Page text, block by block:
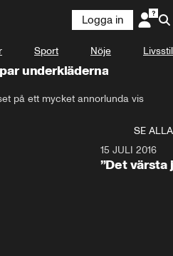
Logga in
Sport Nöje Livsstil
underkläderna
på ett mycket annorlunda vis
SE ALLA
15 JULI 2016
”Det värsta